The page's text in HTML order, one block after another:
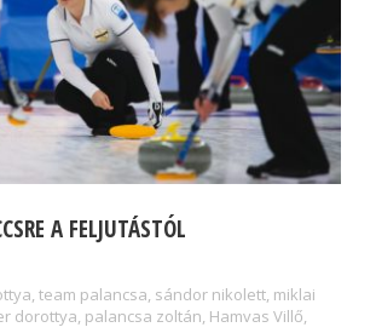
A FELJUTÁSTÓL
, team palancsa, sándor nikolett, miklai
dorottya, palancsa zoltán, Hamvas Villő,